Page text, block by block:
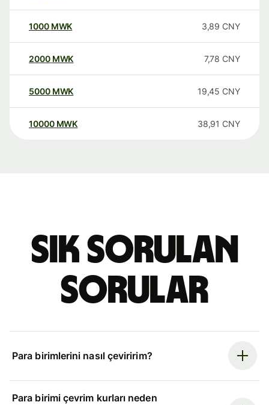
1000 MWK 3,89 CNY
2000 MWK 7,78 CNY
5000 MWK 19,45 CNY
10000 MWK 38,91 CNY
Sık sorulan
sorular
Para birimlerini nasıl çeviririm?
Para birimi çevrim kurları neden